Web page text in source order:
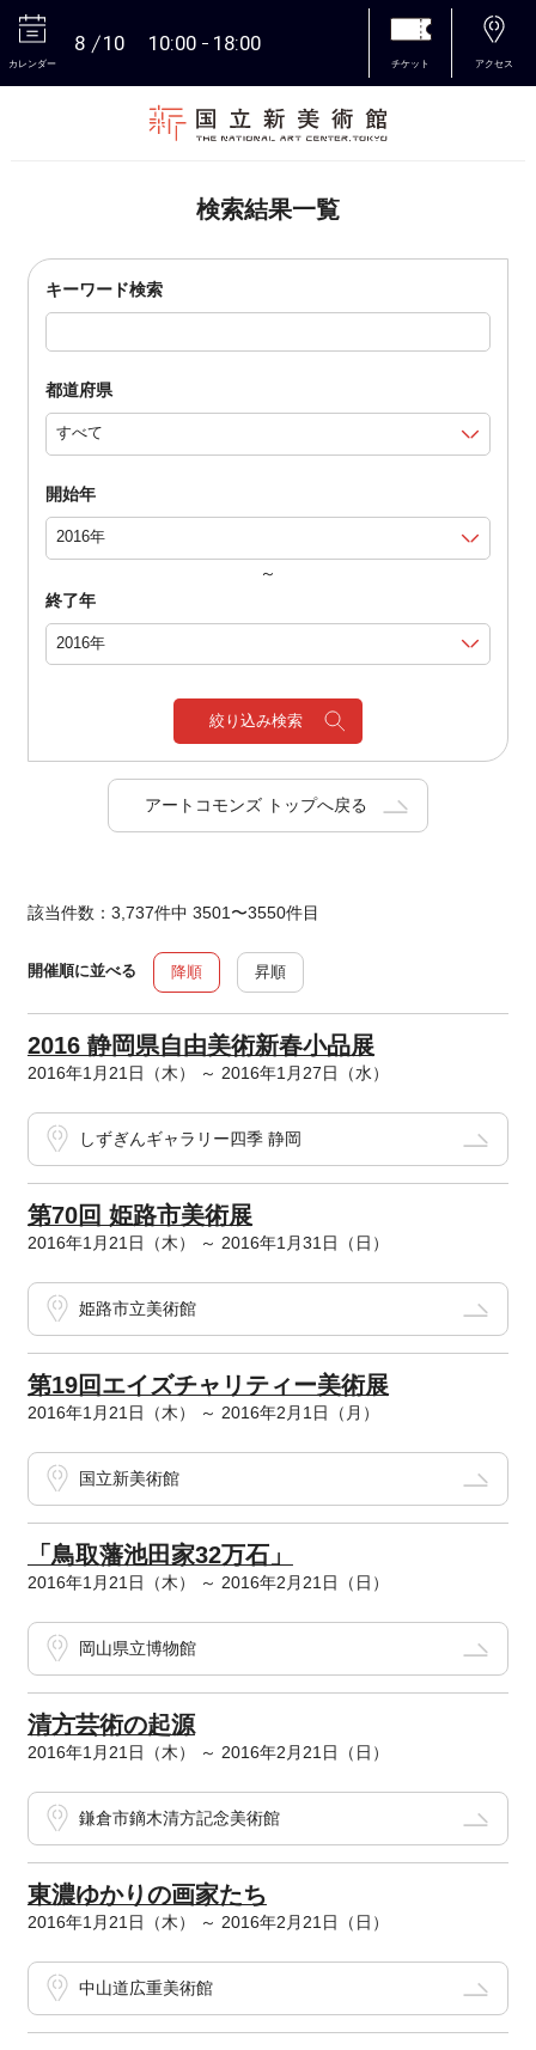
カレンダー
8 10 10:00 18:00
チケット アクセス
検索結果一覧
キーワード検索
都道府県
開始年
～
終了年
絞り込み検索
アートコモンズ トップへ戻る
該当件数：3,737件中 3501〜3550件目
開催順に並べる 降順 昇順
2016 静岡県自由美術新春小品展
2016年1月21日（木） ～ 2016年1月27日（水）
しずぎんギャラリー四季 静岡
第70回 姫路市美術展
2016年1月21日（木） ～ 2016年1月31日（日）
姫路市立美術館
第19回エイズチャリティー美術展
2016年1月21日（木） ～ 2016年2月1日（月）
国立新美術館
「鳥取藩池田家32万石」
2016年1月21日（木） ～ 2016年2月21日（日）
岡山県立博物館
清方芸術の起源
2016年1月21日（木） ～ 2016年2月21日（日）
鎌倉市鏑木清方記念美術館
東濃ゆかりの画家たち
2016年1月21日（木） ～ 2016年2月21日（日）
中山道広重美術館